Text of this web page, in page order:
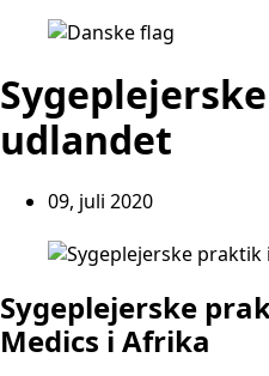
udlandet
09, juli 2020
Sygeplejerske
Medics i Afrika